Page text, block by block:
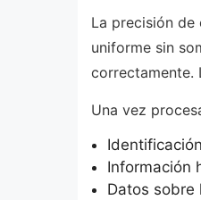
La precisión
uniforme sin
correctamente.
Una vez
Información
Datos sobre